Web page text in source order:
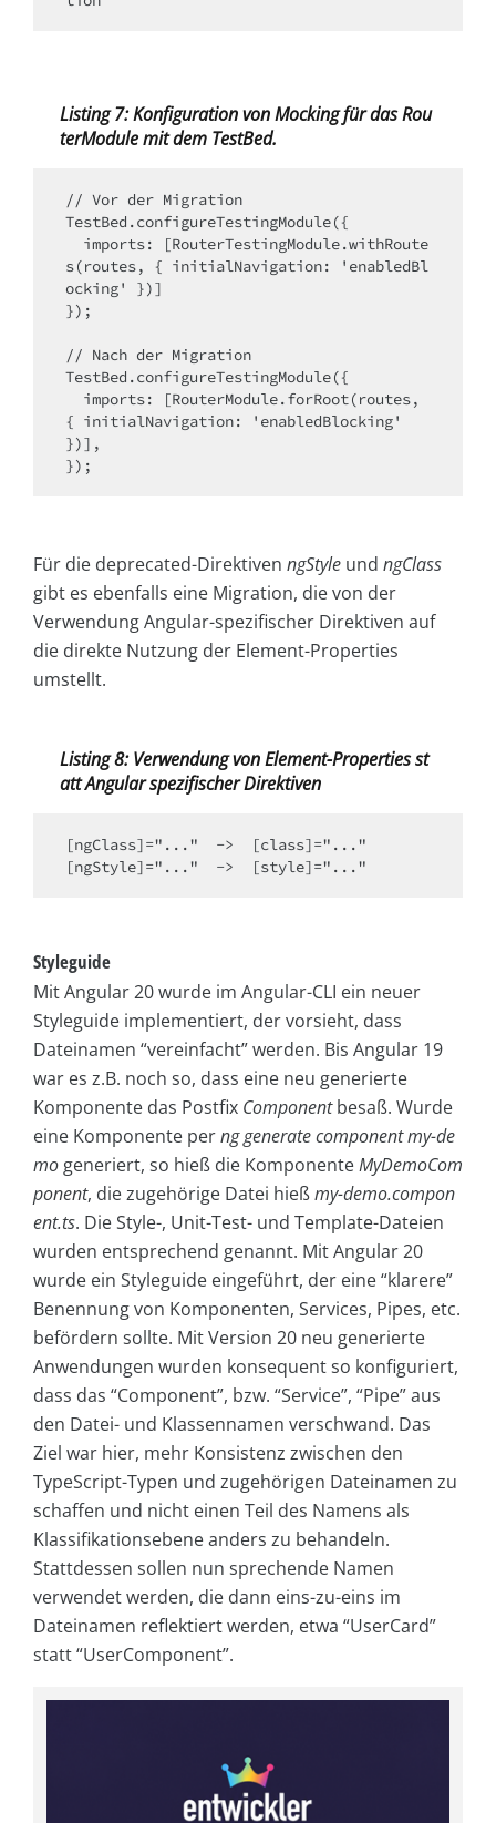
Listing 7: Konfiguration von Mocking für das Rou
terModule mit dem TestBed.
// Vor der Migration
TestBed.configureTestingModule({
s(routes, { initialNavigation: 'enabledBl
ocking' })]
});
// Nach der Migration
TestBed.configureTestingModule({
{ initialNavigation: 'enabledBlocking'
})],
Für die deprecated-Direktiven ngStyle und ngClass
gibt es ebenfalls eine Migration, die von der
Verwendung Angular-spezifischer Direktiven auf
die direkte Nutzung der Element-Properties
umstellt.
Listing 8: Verwendung von Element-Properties st
att Angular spezifischer Direktiven
[ngClass]="..."  ->  [class]="..."
Styleguide
Mit Angular 20 wurde im Angular-CLI ein neuer
Styleguide implementiert, der vorsieht, dass
Dateinamen “vereinfacht” werden. Bis Angular 19
war es z.B. noch so, dass eine neu generierte
Komponente das Postfix Componentbesaß. Wurde
eine Komponente perng generate component my-de
mo generiert, so hieß die KomponenteMyDemoCom
ponent, die zugehörige Datei hießmy-demo.compon
ent.ts. Die Style-, Unit-Test- und Template-Dateien
wurden entsprechend genannt. Mit Angular 20
wurde ein Styleguide eingeführt, der eine “klarere”
Benennung von Komponenten, Services, Pipes, etc.
befördern sollte. Mit Version 20 neu generierte
Anwendungen wurden konsequent so konfiguriert,
dass das “Component”, bzw. “Service”, “Pipe” aus
den Datei- und Klassennamen verschwand. Das
Ziel war hier, mehr Konsistenz zwischen den
TypeScript-Typen und zugehörigen Dateinamen zu
schaffen und nicht einen Teil des Namens als
Klassifikationsebene anders zu behandeln.
Stattdessen sollen nun sprechende Namen
verwendet werden, die dann eins-zu-eins im
Dateinamen reflektiert werden, etwa “UserCard”
statt “UserComponent”.